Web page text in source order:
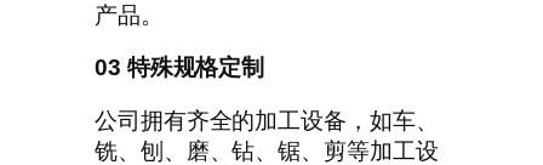
产品。
03 特殊规格定制
公司拥有齐全的加工设备，如车、
铣、刨、磨、钻、锯、剪等加工设